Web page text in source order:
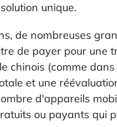
unique.
de nombreuses
de payer pour une
chinois (comme
et une
d'appareils
ou payants qui